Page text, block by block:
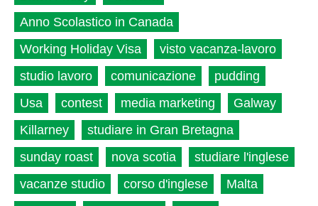
Anno Scolastico in Canada
Working Holiday Visa
visto vacanza-lavoro
studio lavoro
comunicazione
pudding
Usa
contest media marketing
Galway
Killarney
studiare in Gran Bretagna
sunday roast
nova scotia
studiare l'inglese
vacanze studio
corso d'inglese
Malta